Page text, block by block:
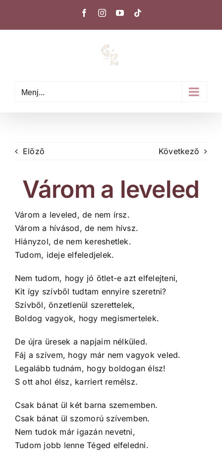
FacebookInstagramYouTube
Menj...
Előző Következő
Várom a leveled
Várom a leveled, de nem írsz.
Várom a hívásod, de nem hívsz.
Hiányzol, de nem kereshetlek.
Tudom, ideje elfeledjelek.
Nem tudom, hogy jó ötlet-e azt elfelejteni,
Kit így szívből tudtam ennyire szeretni?
Szívből, önzetlenül szerettelek,
Boldog vagyok, hogy megismertelek.
De újra üresek a napjaim nélküled.
Fáj a szívem, hogy már nem vagyok veled.
Legalább tudnám, hogy boldogan élsz!
S ott ahol élsz, karriert remélsz.
Csak bánat ül két barna szememben.
Csak bánat ül szomorú szívemben.
Nem tudok már igazán nevetni,
Tudom jobb lenne Téged elfeledni.